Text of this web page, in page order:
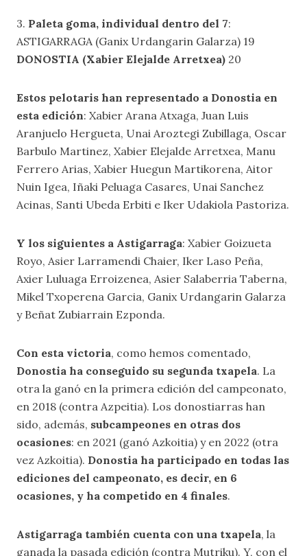
3. Paleta goma, individual dentro del 7:
ASTIGARRAGA (Ganix Urdangarin Galarza) 19
DONOSTIA (Xabier Elejalde Arretxea) 20
Estos pelotaris han representado a Donostia en
esta edición: Xabier Arana Atxaga, Juan Luis
Aranjuelo Hergueta, Unai Aroztegi Zubillaga, Oscar
Barbulo Martinez, Xabier Elejalde Arretxea, Manu
Ferrero Arias, Xabier Huegun Martikorena, Aitor
Nuin Igea, Iñaki Peluaga Casares, Unai Sanchez
Acinas, Santi Ubeda Erbiti e Iker Udakiola Pastoriza.
Y los siguientes a Astigarraga: Xabier Goizueta
Royo, Asier Larramendi Chaier, Iker Laso Peña,
Axier Luluaga Erroizenea, Asier Salaberria Taberna,
Mikel Txoperena Garcia, Ganix Urdangarin Galarza
y Beñat Zubiarrain Ezponda.
Con esta victoria, como hemos comentado,
Donostia ha conseguido su segunda txapela. La
otra la ganó en la primera edición del campeonato,
en 2018 (contra Azpeitia). Los donostiarras han
sido, además, subcampeones en otras dos
ocasiones: en 2021 (ganó Azkoitia) y en 2022 (otra
vez Azkoitia). Donostia ha participado en todas las
ediciones del campeonato, es decir, en 6
ocasiones, y ha competido en 4 finales.
Astigarraga también cuenta con una txapela, la
ganada la pasada edición (contra Mutriku). Y, con el